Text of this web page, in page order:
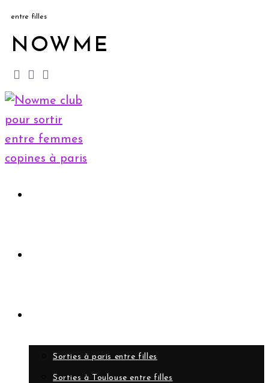
entre filles
NOWME
Sorties à paris entre filles
Sorties à Toulouse entre filles